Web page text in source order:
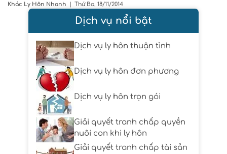
Khác Ly Hôn Nhanh | Thứ Ba, 18/11/2014
Dịch vụ nổi bật
Dịch vụ ly hôn thuận tình
Dịch vụ ly hôn đơn phương
Dịch vụ ly hôn trọn gói
Giải quyết tranh chấp quyền
nuôi con khi ly hôn
Giải quyết tranh chấp tài sản